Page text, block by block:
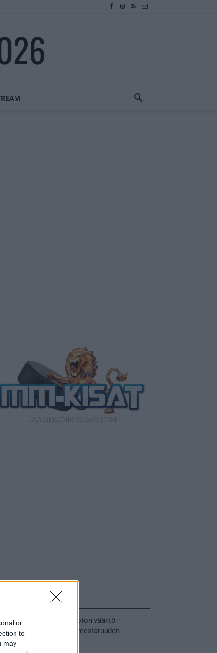
or
to
may
Tuoreimmat uutiset
kullasta käytiin armoton vääntö –
voitti maailmanmestaruuden
jatkoajalla